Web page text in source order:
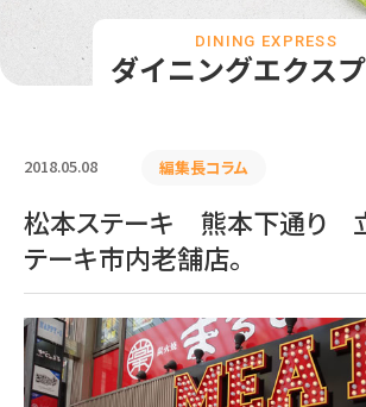
ダイニングエクス
DINING EXPRESS
2018.05.08 編集長コラム
松本ステーキ 熊本下通り
テーキ市内老舗店。